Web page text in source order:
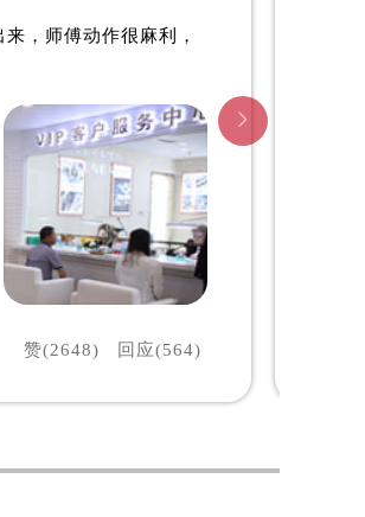
，师傅动作很麻利，
赞(2648) 回应(564)
